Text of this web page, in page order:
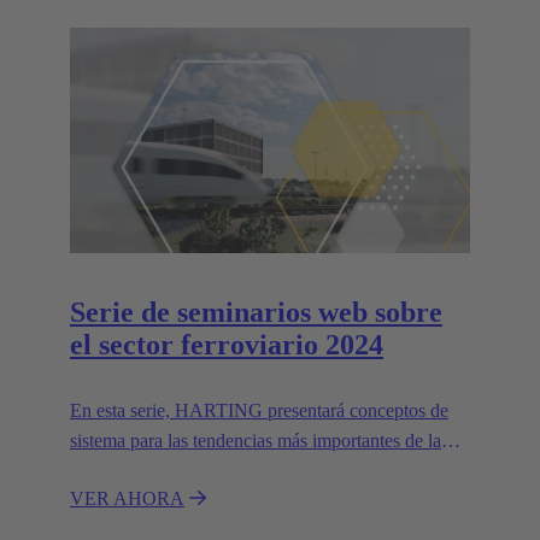
Serie de seminarios web sobre
el sector ferroviario 2024
En esta serie, HARTING presentará conceptos de
sistema para las tendencias más importantes de la
VER AHORA